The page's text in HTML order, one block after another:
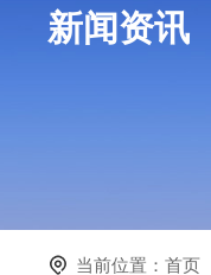
新闻资讯
当前位置：首页